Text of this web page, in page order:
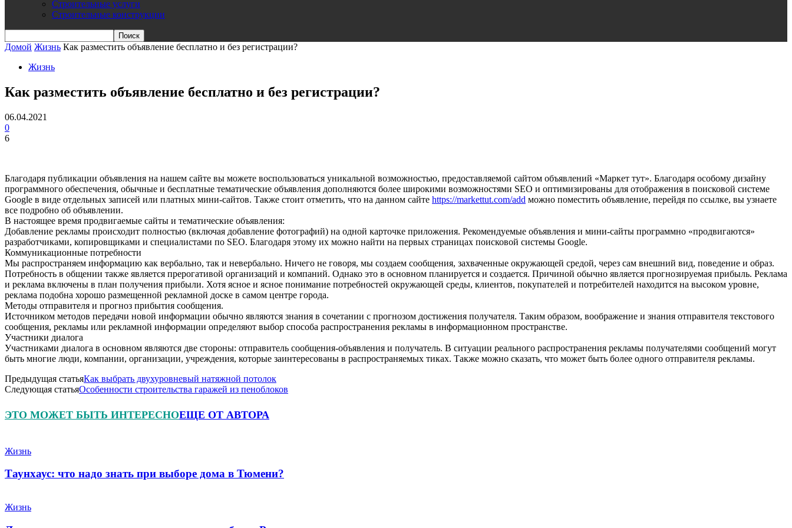
Строительные услуги
Строительные конструкции
Домой Жизнь Как разместить объявление бесплатно и без регистрации?
Жизнь
Как разместить объявление бесплатно и без регистрации?
06.04.2021
0
6
Благодаря публикации объявления на нашем сайте вы можете воспользоваться уникальной возможностью, предоставляемой сайтом объявлений «Маркет тут». Благодаря особому дизайну
программного обеспечения, обычные и бесплатные тематические объявления дополняются более широкими возможностями SEO и оптимизированы для отображения в поисковой системе
Google в виде отдельных записей или платных мини-сайтов. Также стоит отметить, что на данном сайте https://markettut.com/add можно поместить объявление, перейдя по ссылке, вы узнаете
все подробно об объявлении.
В настоящее время продвигаемые сайты и тематические объявления:
Добавление рекламы происходит полностью (включая добавление фотографий) на одной карточке приложения. Рекомендуемые объявления и мини-сайты программно «продвигаются»
разработчиками, копировщиками и специалистами по SEO. Благодаря этому их можно найти на первых страницах поисковой системы Google.
Коммуникационные потребности
Мы распространяем информацию как вербально, так и невербально. Ничего не говоря, мы создаем сообщения, захваченные окружающей средой, через сам внешний вид, поведение и образ.
Потребность в общении также является прерогативой организаций и компаний. Однако это в основном планируется и создается. Причиной обычно является прогнозируемая прибыль. Реклама
и реклама включены в план получения прибыли. Хотя ясное и ясное понимание потребностей окружающей среды, клиентов, покупателей и потребителей находится на высоком уровне,
реклама подобна хорошо размещенной рекламной доске в самом центре города.
Методы отправителя и прогноз прибытия сообщения.
Источником методов передачи новой информации обычно являются знания в сочетании с прогнозом достижения получателя. Таким образом, воображение и знания отправителя текстового
сообщения, рекламы или рекламной информации определяют выбор способа распространения рекламы в информационном пространстве.
Участники диалога
Участниками диалога в основном являются две стороны: отправитель сообщения-объявления и получатель. В ситуации реального распространения рекламы получателями сообщений могут
быть многие люди, компании, организации, учреждения, которые заинтересованы в распространяемых тиках. Также можно сказать, что может быть более одного отправителя рекламы.
Предыдущая статьяКак выбрать двухуровневый натяжной потолок
Следующая статьяОсобенности строительства гаражей из пеноблоков
ЭТО МОЖЕТ БЫТЬ ИНТЕРЕСНОЕЩЕ ОТ АВТОРА
Жизнь
Таунхаус: что надо знать при выборе дома в Тюмени?
Жизнь